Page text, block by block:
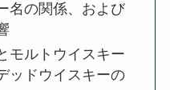
名の関係、および
モルトウイスキー
ッドウイスキーの